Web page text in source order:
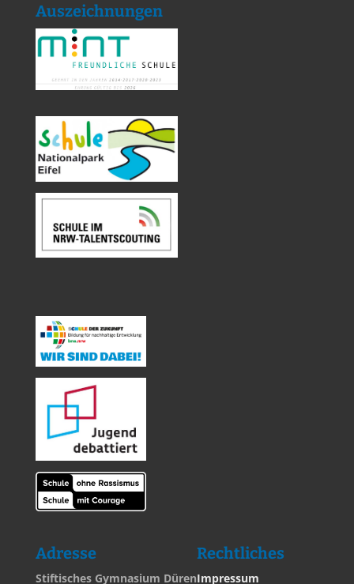
Auszeichnungen
Adresse
Stiftisches Gymnasium Düren
Rechtliches
Impressum